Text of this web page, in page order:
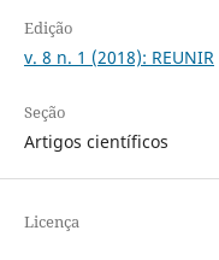
Edição
v. 8 n. 1 (2018): REUNIR
Seção
Artigos científicos
Licença